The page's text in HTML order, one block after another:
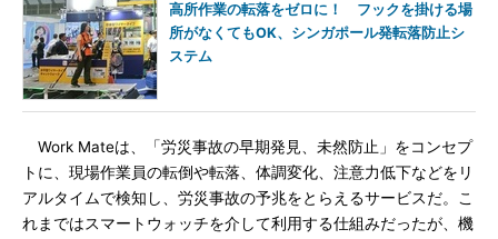
高所作業の転落をゼロに！ フックを掛ける場
所がなくてもOK、シンガポール発転落防止シ
ステム
Work Mateは、「労災事故の早期発見、未然防止」をコンセプ
トに、現場作業員の転倒や転落、体調変化、注意力低下などをリ
アルタイムで検知し、労災事故の予兆をとらえるサービスだ。こ
れまではスマートウォッチを介して利用する仕組みだったが、機